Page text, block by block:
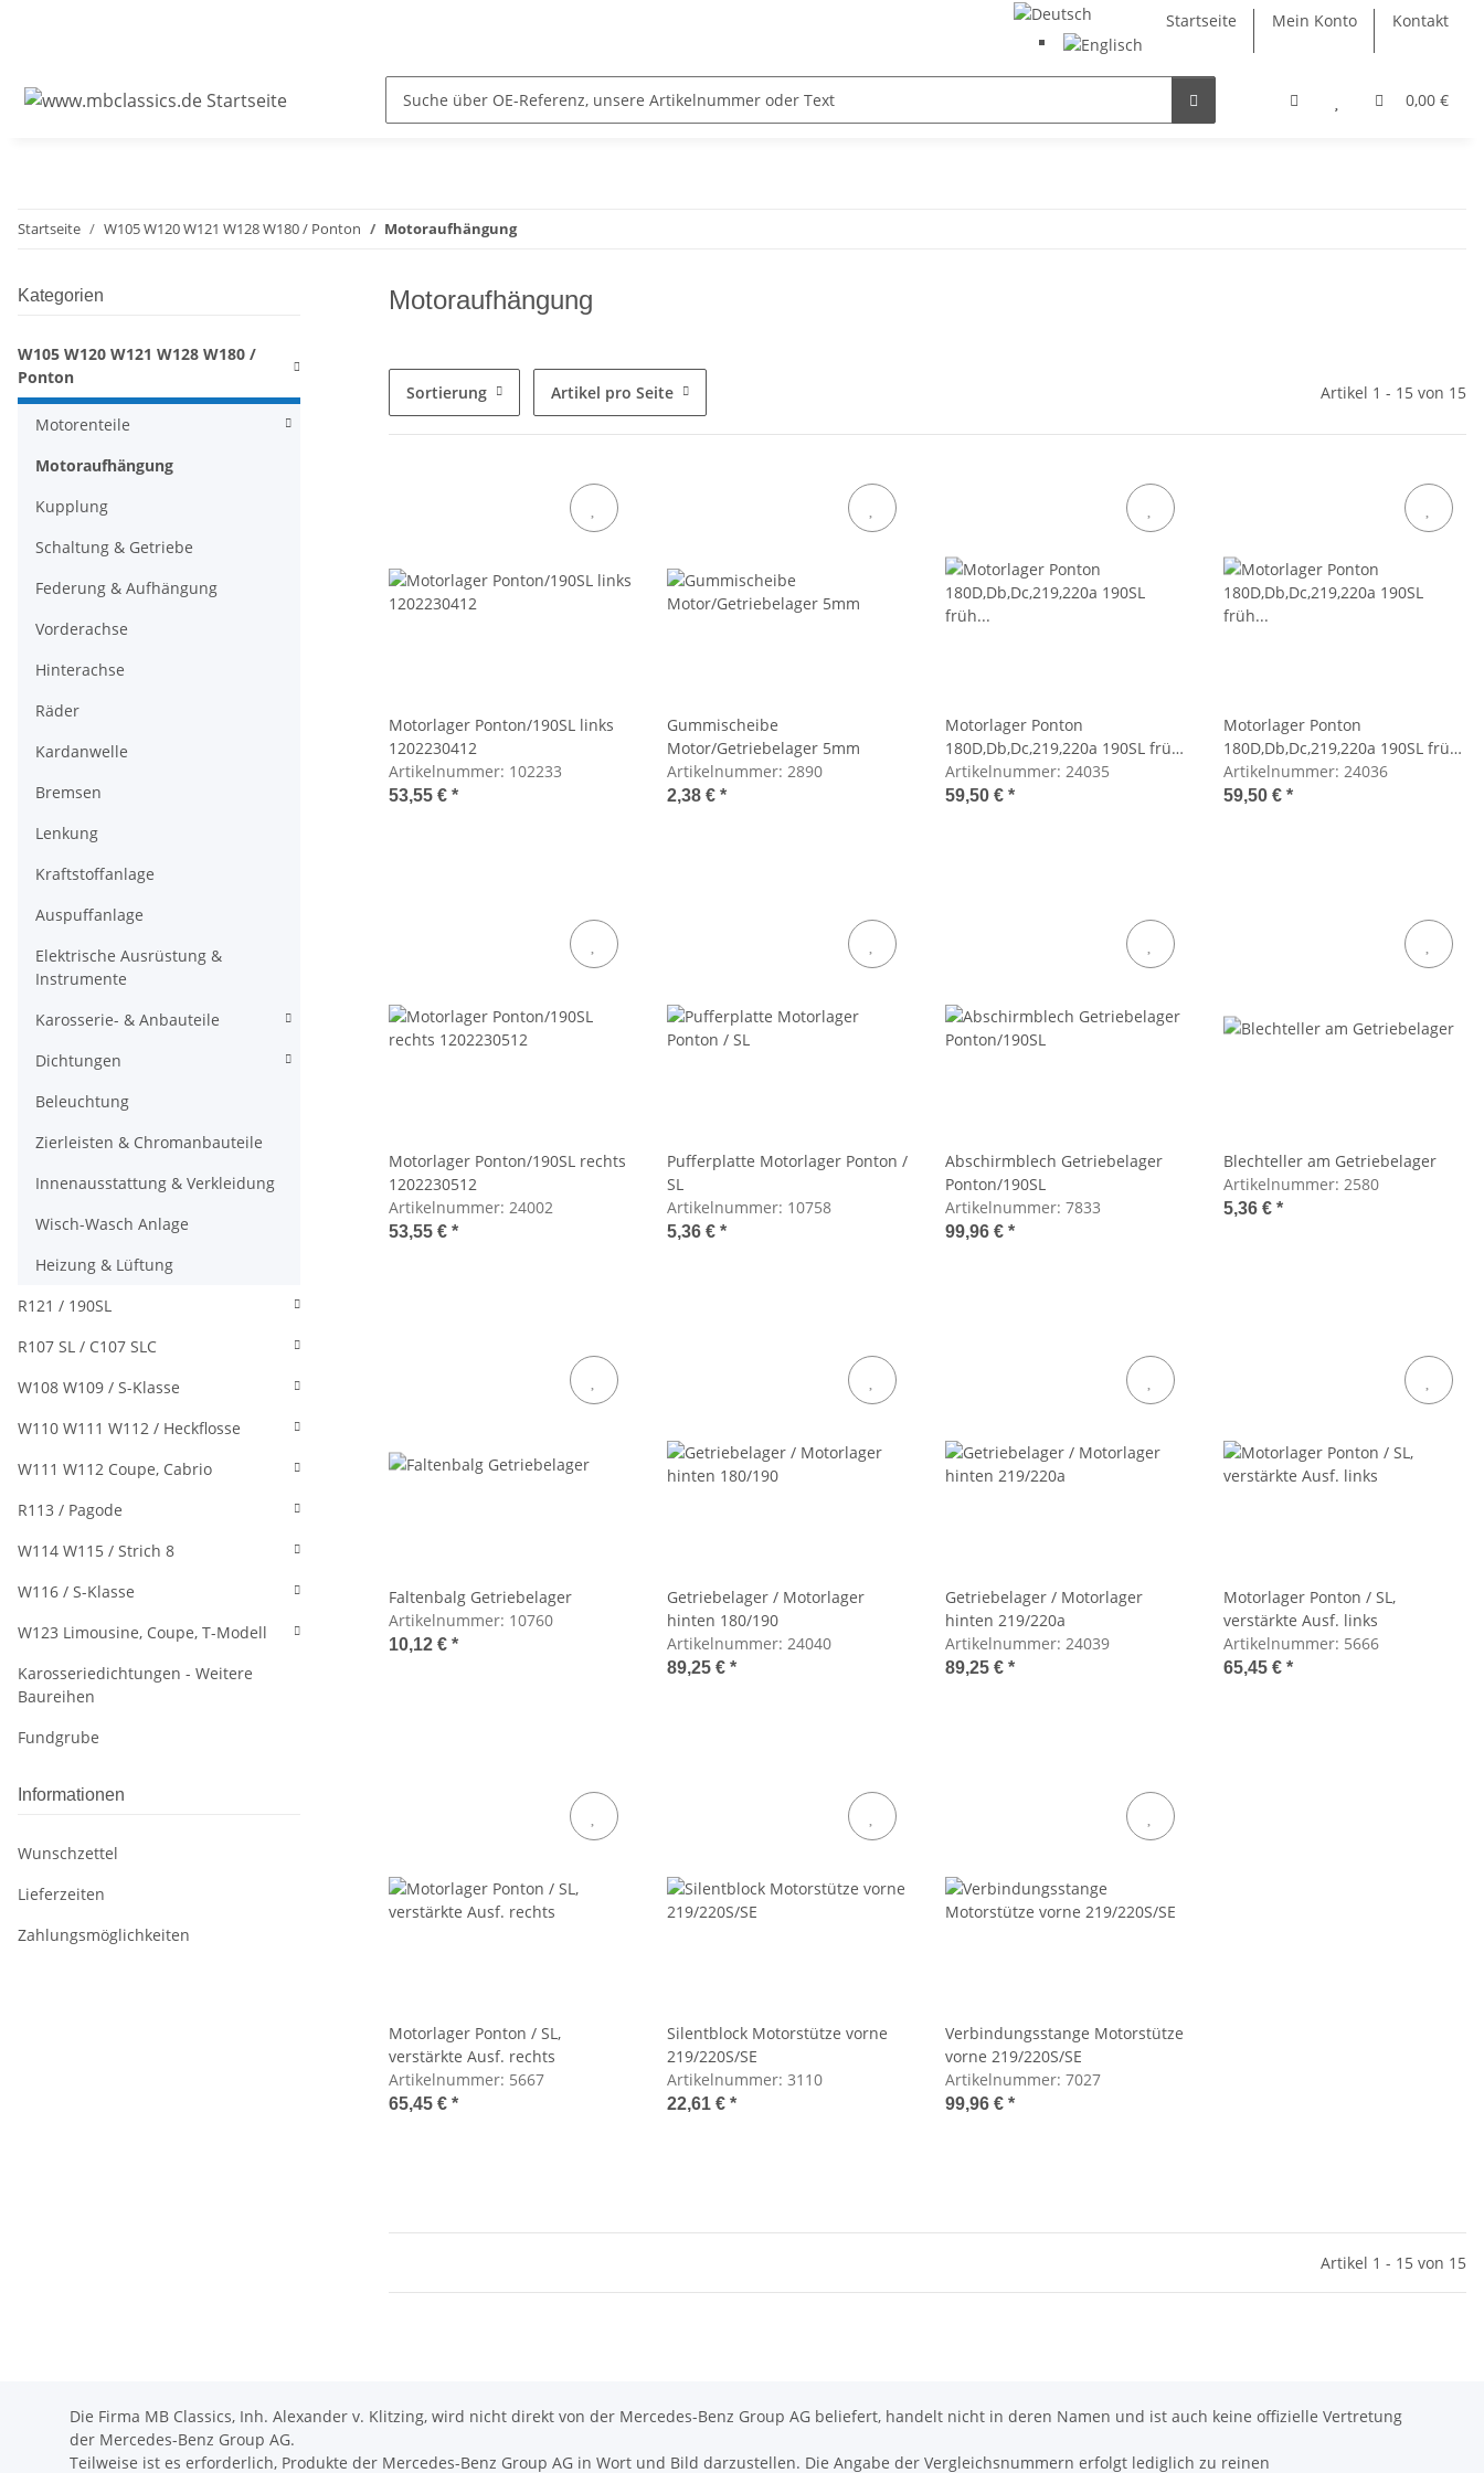
Startseite Mein Konto Kontakt
0,00 €
Startseite W105 W120 W121 W128 W180 / Ponton Motoraufhängung
Motoraufhängung
Sortierung Artikel pro Seite Artikel 1 - 15 von 15
Motorlager Ponton/190SL links
1202230412
Artikelnummer: 102233
53,55 € *
Gummischeibe
Motor/Getriebelager 5mm
Artikelnummer: 2890
2,38 € *
Motorlager Ponton
180D,Db,Dc,219,220a 190SL früh
vorne links
Artikelnummer: 24035
59,50 € *
Motorlager Ponton
180D,Db,Dc,219,220a 190SL früh
vorne rechts
Artikelnummer: 24036
59,50 € *
Motorlager Ponton/190SL rechts
1202230512
Artikelnummer: 24002
53,55 € *
Pufferplatte Motorlager Ponton /
SL
Artikelnummer: 10758
5,36 € *
Abschirmblech Getriebelager
Ponton/190SL
Artikelnummer: 7833
99,96 € *
Blechteller am Getriebelager
Artikelnummer: 2580
5,36 € *
Faltenbalg Getriebelager
Artikelnummer: 10760
10,12 € *
Getriebelager / Motorlager
hinten 180/190
Artikelnummer: 24040
89,25 € *
Getriebelager / Motorlager
hinten 219/220a
Artikelnummer: 24039
89,25 € *
Motorlager Ponton / SL,
verstärkte Ausf. links
Artikelnummer: 5666
65,45 € *
Motorlager Ponton / SL,
verstärkte Ausf. rechts
Artikelnummer: 5667
65,45 € *
Silentblock Motorstütze vorne
219/220S/SE
Artikelnummer: 3110
22,61 € *
Verbindungsstange Motorstütze
vorne 219/220S/SE
Artikelnummer: 7027
99,96 € *
Artikel 1 - 15 von 15
Kategorien
W105 W120 W121 W128 W180 /
Ponton
Motorenteile
Motoraufhängung
Kupplung
Schaltung & Getriebe
Federung & Aufhängung
Vorderachse
Hinterachse
Räder
Kardanwelle
Bremsen
Lenkung
Kraftstoffanlage
Auspuffanlage
Elektrische Ausrüstung &
Instrumente
Karosserie- & Anbauteile
Dichtungen
Beleuchtung
Zierleisten & Chromanbauteile
Innenausstattung & Verkleidung
Wisch-Wasch Anlage
Heizung & Lüftung
R121 / 190SL
R107 SL / C107 SLC
W108 W109 / S-Klasse
W110 W111 W112 / Heckflosse
W111 W112 Coupe, Cabrio
R113 / Pagode
W114 W115 / Strich 8
W116 / S-Klasse
W123 Limousine, Coupe, T-Modell
Karosseriedichtungen - Weitere
Baureihen
Fundgrube
Informationen
Wunschzettel
Lieferzeiten
Zahlungsmöglichkeiten
Die Firma MB Classics, Inh. Alexander v. Klitzing, wird nicht direkt von der Mercedes-Benz Group AG beliefert, handelt nicht in deren Namen und ist auch keine offizielle Vertretung
der Mercedes-Benz Group AG.
Teilweise ist es erforderlich, Produkte der Mercedes-Benz Group AG in Wort und Bild darzustellen. Die Angabe der Vergleichsnummern erfolgt lediglich zu reinen